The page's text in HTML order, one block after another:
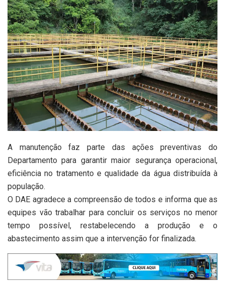
A manutenção faz parte das ações preventivas do
Departamento para garantir maior segurança operacional,
eficiência no tratamento e qualidade da água distribuída à
população.
O DAE agradece a compreensão de todos e informa que as
equipes vão trabalhar para concluir os serviços no menor
tempo possível, restabelecendo a produção e o
abastecimento assim que a intervenção for finalizada.